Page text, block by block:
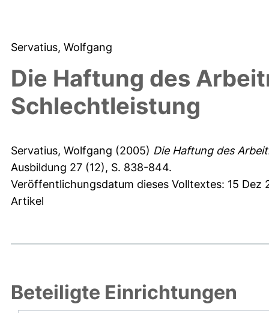
Servatius, Wolfgang
Die Haftung des
Schlechtleistung
Servatius, Wolfgang (2005) Die Haftung des
Ausbildung 27 (12), S. 838-844.
Veröffentlichungsdatum dieses Volltextes: 15 Dez
Artikel
Beteiligte Einrichtungen